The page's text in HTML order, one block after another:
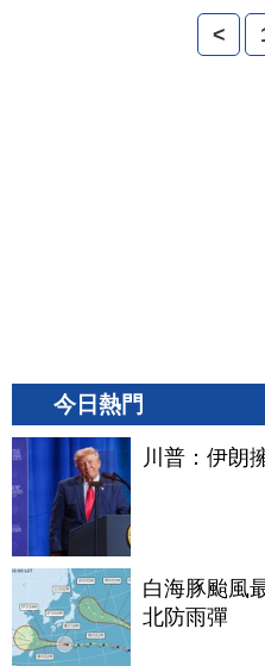
<
今日熱門
川普：伊朗
白海豚颱風
北防雨彈